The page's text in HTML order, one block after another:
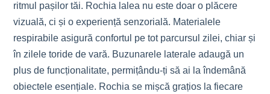
ritmul pașilor tăi. Rochia lalea nu este doar o plăcere
vizuală, ci și o experiență senzorială. Materialele
respirabile asigură confortul pe tot parcursul zilei, chiar și
în zilele toride de vară. Buzunarele laterale adaugă un
plus de funcționalitate, permițându-ți să ai la îndemână
obiectele esențiale. Rochia se mișcă grațios la fiecare